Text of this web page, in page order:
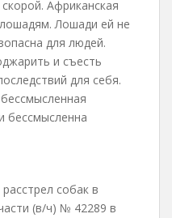
Африканская
Лошади ей не
для людей.
и съесть
для себя.
бессмысленна
собак в
(в/ч) № 42289 в